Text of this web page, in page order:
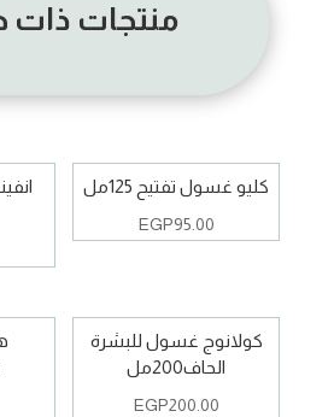
منتجات ذات
كليو غسول تفتيح 125مل
EGP95.00
كولانوج غسول للبشرة
الحاف200مل
EGP200.00